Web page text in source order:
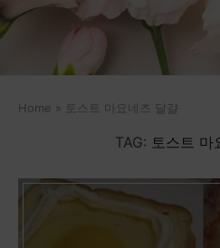
Home » 토스트 마요네즈 달걀
TAG: 토스트 마